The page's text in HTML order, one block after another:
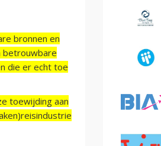
bronnen en
betrouwbare
die er echt toe
toewijding aan